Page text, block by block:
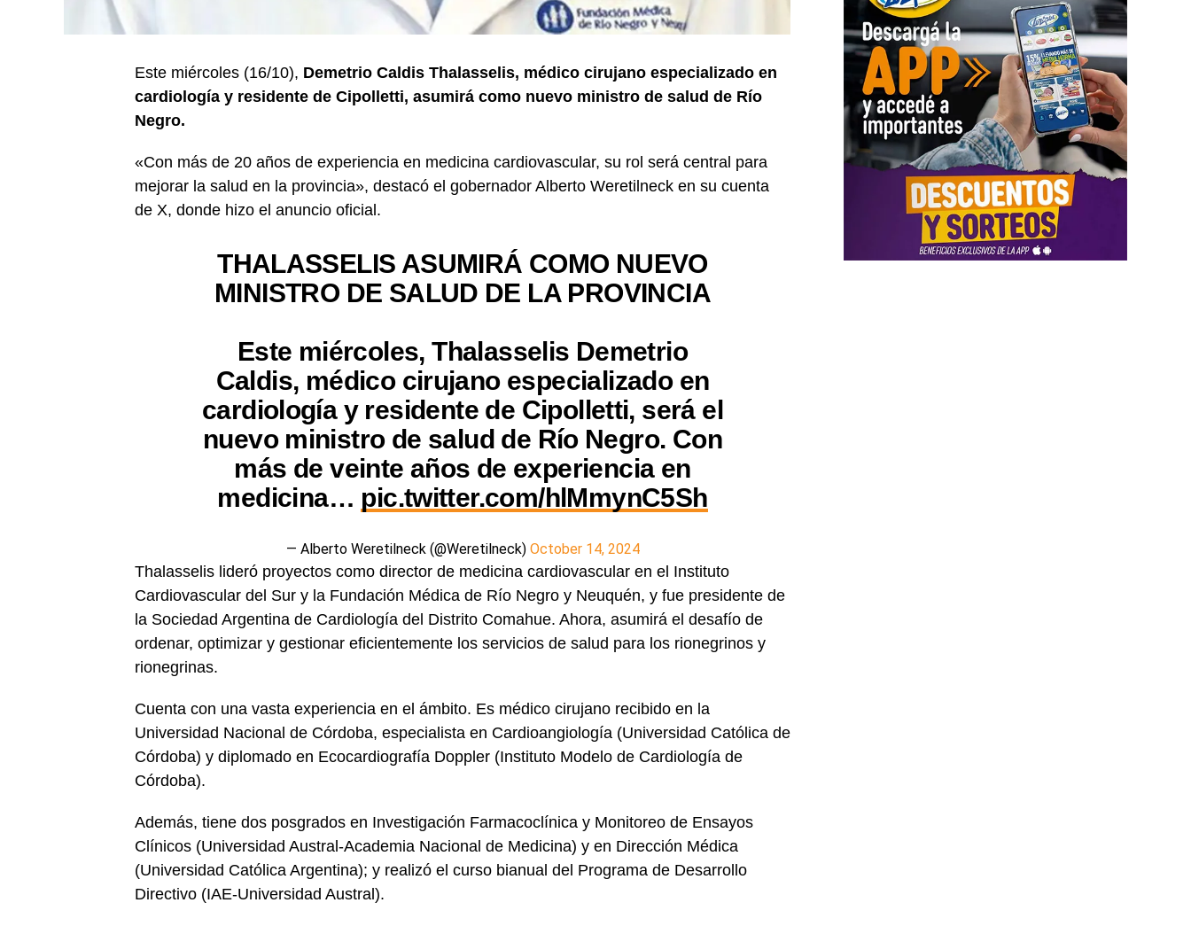
Este miércoles (16/10), Demetrio Caldis Thalasselis, médico cirujano especializado en
cardiología y residente de Cipolletti, asumirá como nuevo ministro de salud de Río
Negro.
«Con más de 20 años de experiencia en medicina cardiovascular, su rol será central para
mejorar la salud en la provincia», destacó el gobernador Alberto Weretilneck en su cuenta
de X, donde hizo el anuncio oficial.
THALASSELIS ASUMIRÁ COMO NUEVO
MINISTRO DE SALUD DE LA PROVINCIA
Este miércoles, Thalasselis Demetrio
Caldis, médico cirujano especializado en
cardiología y residente de Cipolletti, será el
nuevo ministro de salud de Río Negro. Con
más de veinte años de experiencia en
medicina… pic.twitter.com/hlMmynC5Sh
— Alberto Weretilneck (@Weretilneck) October 14, 2024
Thalasselis lideró proyectos como director de medicina cardiovascular en el Instituto
Cardiovascular del Sur y la Fundación Médica de Río Negro y Neuquén, y fue presidente de
la Sociedad Argentina de Cardiología del Distrito Comahue. Ahora, asumirá el desafío de
ordenar, optimizar y gestionar eficientemente los servicios de salud para los rionegrinos y
rionegrinas.
Cuenta con una vasta experiencia en el ámbito. Es médico cirujano recibido en la
Universidad Nacional de Córdoba, especialista en Cardioangiología (Universidad Católica de
Córdoba) y diplomado en Ecocardiografía Doppler (Instituto Modelo de Cardiología de
Córdoba).
Además, tiene dos posgrados en Investigación Farmacoclínica y Monitoreo de Ensayos
Clínicos (Universidad Austral-Academia Nacional de Medicina) y en Dirección Médica
(Universidad Católica Argentina); y realizó el curso bianual del Programa de Desarrollo
Directivo (IAE-Universidad Austral).